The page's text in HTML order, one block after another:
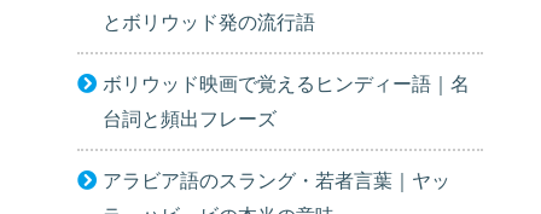
とボリウッド発の流行語
ボリウッド映画で覚えるヒンディー語｜名
台詞と頻出フレーズ
アラビア語のスラング・若者言葉｜ヤッ